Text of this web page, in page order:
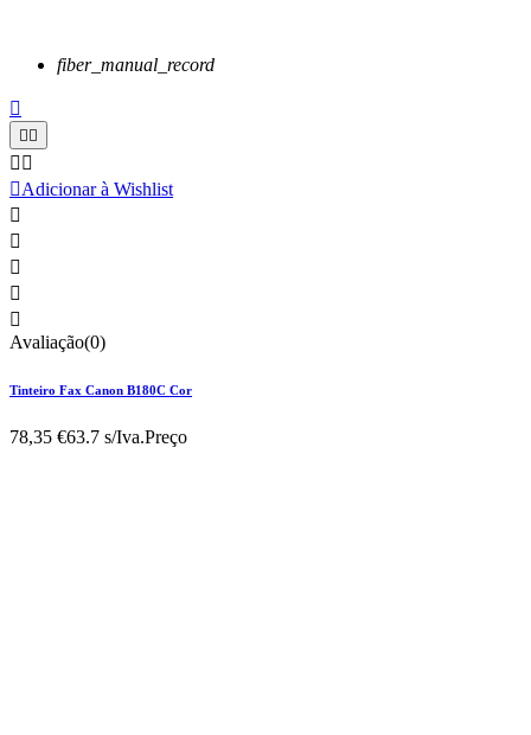
fiber_manual_record

 
 
Adicionar à Wishlist





Avaliação(0)
Tinteiro Fax Canon B180C Cor
78,35 €63.7 s/Iva.Preço